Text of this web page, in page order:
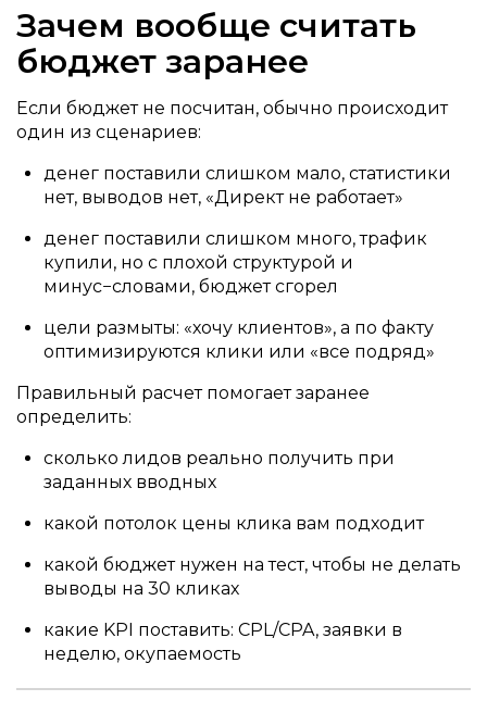
Зачем вообще считать
бюджет заранее
Если бюджет не посчитан, обычно происходит
один из сценариев:
денег поставили слишком мало, статистики
нет, выводов нет, «Директ не работает»
денег поставили слишком много, трафик
купили, но с плохой структурой и
минус−словами, бюджет сгорел
цели размыты: «хочу клиентов», а по факту
оптимизируются клики или «все подряд»
Правильный расчет помогает заранее
определить:
сколько лидов реально получить при
заданных вводных
какой потолок цены клика вам подходит
какой бюджет нужен на тест, чтобы не делать
выводы на 30 кликах
какие KPI поставить: CPL/CPA, заявки в
неделю, окупаемость